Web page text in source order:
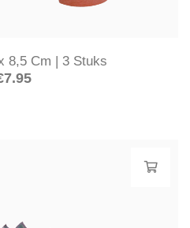
8,5 Cm | 3 Stuks
7.95